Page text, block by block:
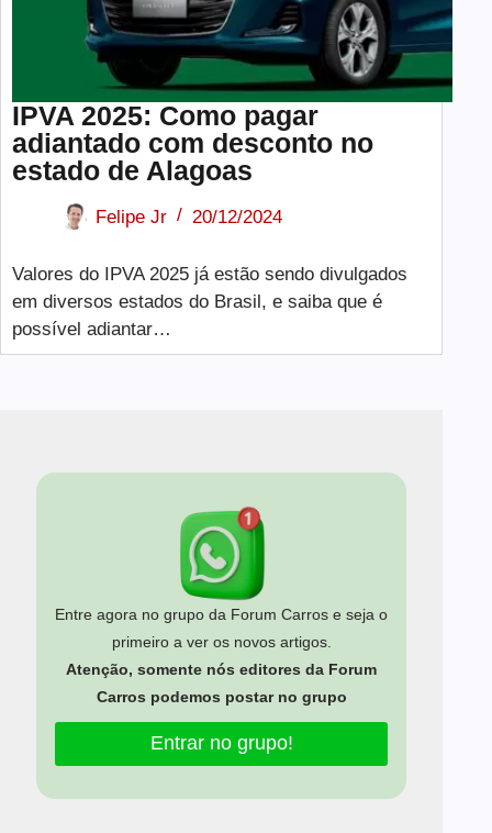
IPVA 2025: Como pagar
adiantado com desconto no
estado de Alagoas
Felipe Jr 20/12/2024
Valores do IPVA 2025 já estão sendo divulgados
em diversos estados do Brasil, e saiba que é
possível adiantar…
Entre agora no grupo da Forum Carros e seja o
primeiro a ver os novos artigos.
Atenção, somente nós editores da Forum
Carros podemos postar no grupo
Entrar no grupo!